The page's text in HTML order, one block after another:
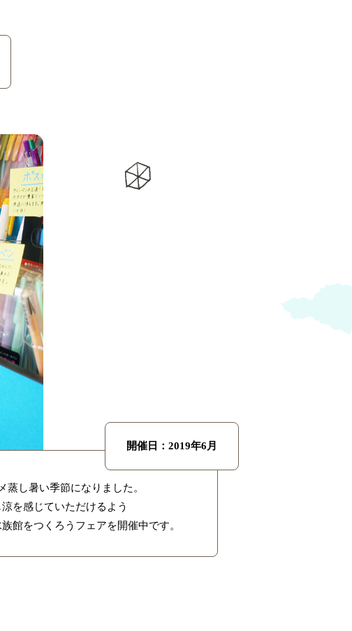
蒸し暑い季節になりました。
を感じていただけるよう
館をつくろうフェアを開催中です。
開催日：2019年6月